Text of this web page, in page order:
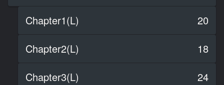
Chapter1(L)
20
Chapter2(L)
18
Chapter3(L)
24